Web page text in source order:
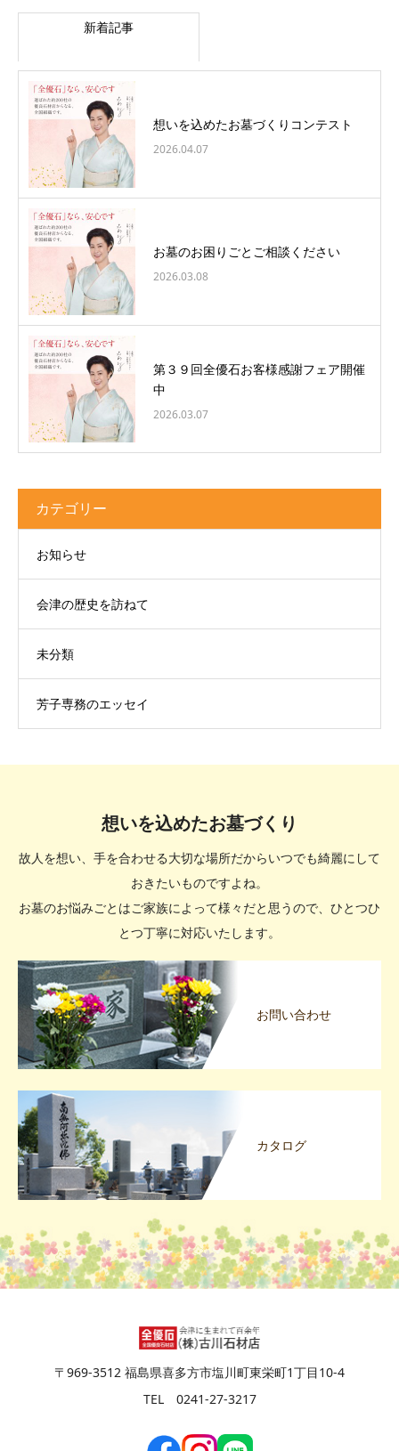
新着記事
想いを込めたお墓づくりコンテスト
2026.04.07
お墓のお困りごとご相談ください
2026.03.08
第３９回全優石お客様感謝フェア開催
中
2026.03.07
カテゴリー
お知らせ
会津の歴史を訪ねて
未分類
芳子専務のエッセイ
想いを込めたお墓づくり
故人を想い、手を合わせる大切な場所だからいつでも綺麗にして
おきたいものですよね。
お墓のお悩みごとはご家族によって様々だと思うので、ひとつひ
とつ丁寧に対応いたします。
お問い合わせ
カタログ
〒969-3512 福島県喜多方市塩川町東栄町1丁目10-4
TEL 0241-27-3217